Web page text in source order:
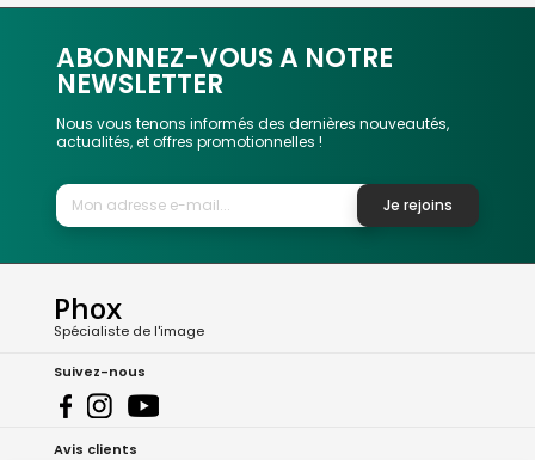
ABONNEZ-VOUS A NOTRE
NEWSLETTER
Nous vous tenons informés des dernières nouveautés,
actualités, et offres promotionnelles !
Je rejoins
Phox
Spécialiste de l'image
Suivez-nous
Avis clients